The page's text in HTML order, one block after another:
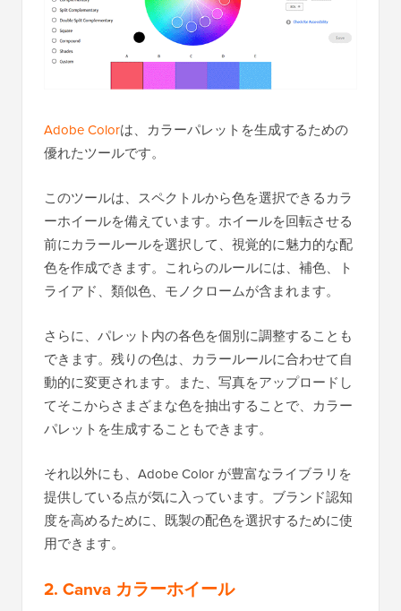
Adobe Colorは、カラーパレットを生成するための
優れたツールです。
このツールは、スペクトルから色を選択できるカラ
ーホイールを備えています。ホイールを回転させる
前にカラールールを選択して、視覚的に魅力的な配
色を作成できます。これらのルールには、補色、ト
ライアド、類似色、モノクロームが含まれます。
さらに、パレット内の各色を個別に調整することも
できます。残りの色は、カラールールに合わせて自
動的に変更されます。また、写真をアップロードし
てそこからさまざまな色を抽出することで、カラー
パレットを生成することもできます。
それ以外にも、Adobe Color が豊富なライブラリを
提供している点が気に入っています。ブランド認知
度を高めるために、既製の配色を選択するために使
用できます。
2. Canva カラーホイール